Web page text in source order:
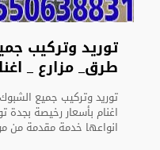
توريد وتركيب
طرق_ مزارع _
توريد وتركيب جميع
اغنام بأسعار رخيصة
انواعها خدمة مقدمة